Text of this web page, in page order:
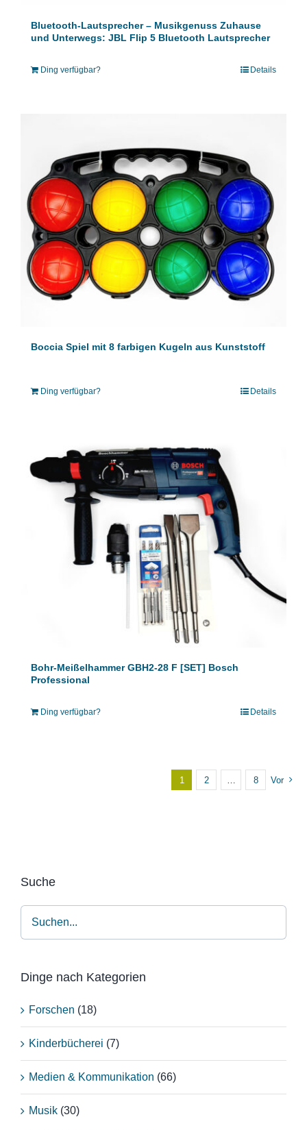
Bluetooth-Lautsprecher – Musikgenuss Zuhause
und Unterwegs: JBL Flip 5 Bluetooth Lautsprecher
Ding verfügbar? Details
Boccia Spiel mit 8 farbigen Kugeln aus Kunststoff
Ding verfügbar? Details
Bohr-Meißelhammer GBH2-28 F [SET] Bosch
Professional
Ding verfügbar? Details
1 2 8 Vor
Suche
Dinge nach Kategorien
Forschen (18)
Kinderbücherei (7)
Medien & Kommunikation (66)
Musik (30)